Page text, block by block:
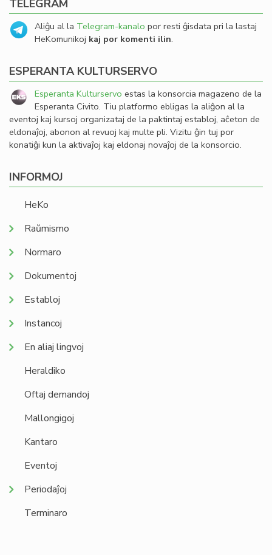
TELEGRAM
Aliĝu al la Telegram-kanalo por resti ĝisdata pri la lastaj
HeKomunikoj kaj por komenti ilin.
ESPERANTA KULTURSERVO
Esperanta Kulturservo estas la konsorcia magazeno de la
Esperanta Civito. Tiu platformo ebligas la aliĝon al la
eventoj kaj kursoj organizataj de la paktintaj establoj, aĉeton de
eldonaĵoj, abonon al revuoj kaj multe pli. Vizitu ĝin tuj por
konatiĝi kun la aktivaĵoj kaj eldonaj novaĵoj de la konsorcio.
INFORMOJ
HeKo
Raŭmismo
Normaro
Dokumentoj
Establoj
Instancoj
En aliaj lingvoj
Heraldiko
Oftaj demandoj
Mallongigoj
Kantaro
Eventoj
Periodaĵoj
Terminaro